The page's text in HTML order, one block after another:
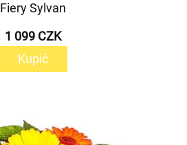
Fiery Sylvan
1 099 CZK
Kupić